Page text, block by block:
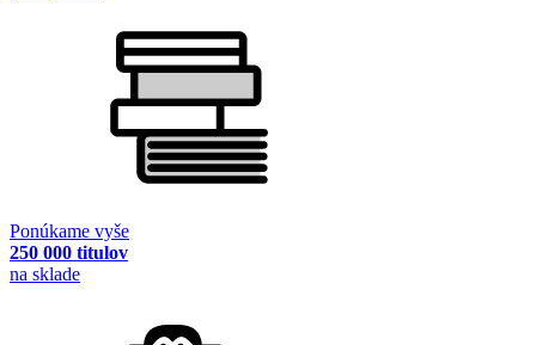
Ponúkame vyše
250 000 titulov
na sklade